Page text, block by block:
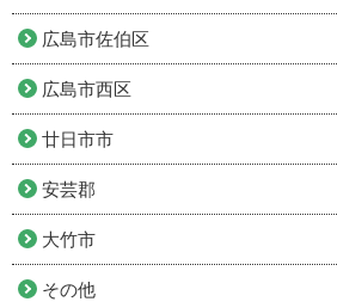
広島市佐伯区
広島市西区
廿日市市
安芸郡
大竹市
その他